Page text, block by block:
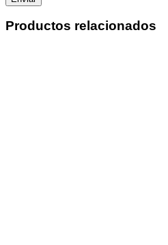
Productos relacionados